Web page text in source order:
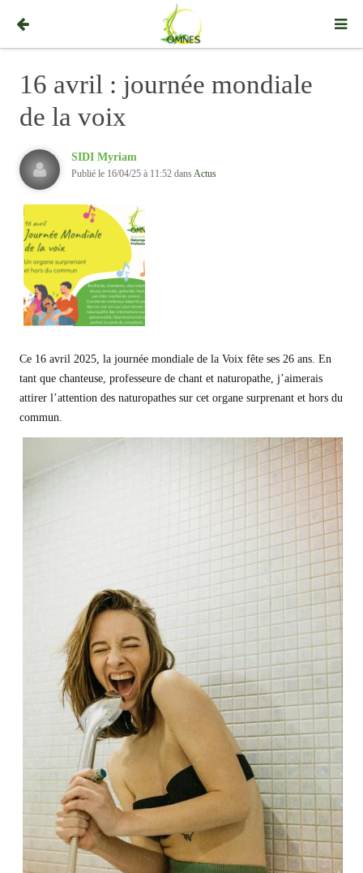
16 avril : journée mondiale
de la voix
SIDI Myriam
Publié le 16/04/25 à 11:52 dansActus
Ce 16 avril 2025, la journée mondiale de la Voix fête ses 26 ans. En
tant que chanteuse, professeure de chant et naturopathe, j’aimerais
attirer l’attention des naturopathes sur cet organe surprenant et hors du
commun.